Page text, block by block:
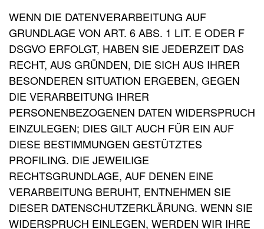
WENN DIE DATENVERARBEITUNG AUF
GRUNDLAGE VON ART. 6 ABS. 1 LIT. E ODER F
DSGVO ERFOLGT, HABEN SIE JEDERZEIT DAS
RECHT, AUS GRÜNDEN, DIE SICH AUS IHRER
BESONDEREN SITUATION ERGEBEN, GEGEN
DIE VERARBEITUNG IHRER
PERSONENBEZOGENEN DATEN WIDERSPRUCH
EINZULEGEN; DIES GILT AUCH FÜR EIN AUF
DIESE BESTIMMUNGEN GESTÜTZTES
PROFILING. DIE JEWEILIGE
RECHTSGRUNDLAGE, AUF DENEN EINE
VERARBEITUNG BERUHT, ENTNEHMEN SIE
DIESER DATENSCHUTZERKLÄRUNG. WENN SIE
WIDERSPRUCH EINLEGEN, WERDEN WIR IHRE